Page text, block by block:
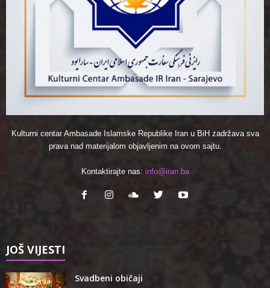
Kulturni centar Ambasade Islamske Republike Iran u BiH zadržava sva
prava nad materijalom objavljenim na ovom sajtu.
Kontaktirajte nas: info@iran.ba
JOŠ VIJESTI
Svadbeni običaji